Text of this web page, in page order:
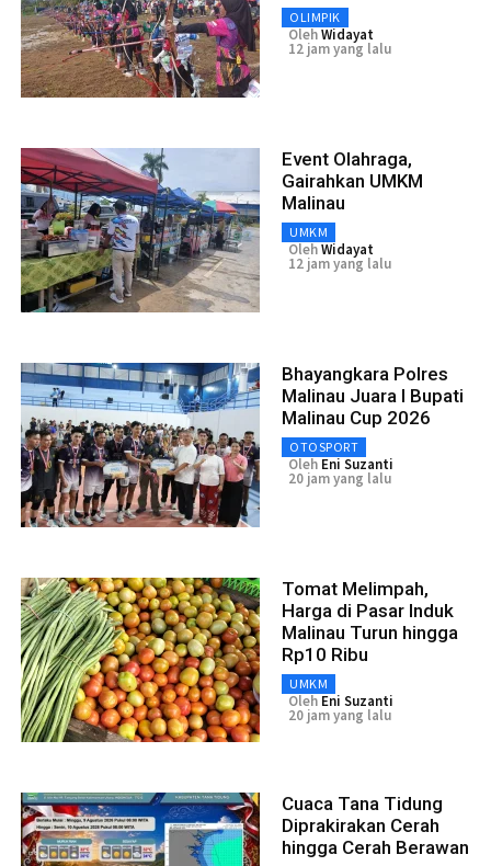
OLIMPIK
OlehWidayat
12 jam yang lalu
Event Olahraga,
Gairahkan UMKM
Malinau
UMKM
OlehWidayat
12 jam yang lalu
Bhayangkara Polres
Malinau Juara I Bupati
Malinau Cup 2026
OTOSPORT
Oleh Eni Suzanti
20 jam yang lalu
Tomat Melimpah,
Harga di Pasar Induk
Malinau Turun hingga
Rp10 Ribu
UMKM
Oleh Eni Suzanti
20 jam yang lalu
Cuaca Tana Tidung
Diprakirakan Cerah
hingga Cerah Berawan